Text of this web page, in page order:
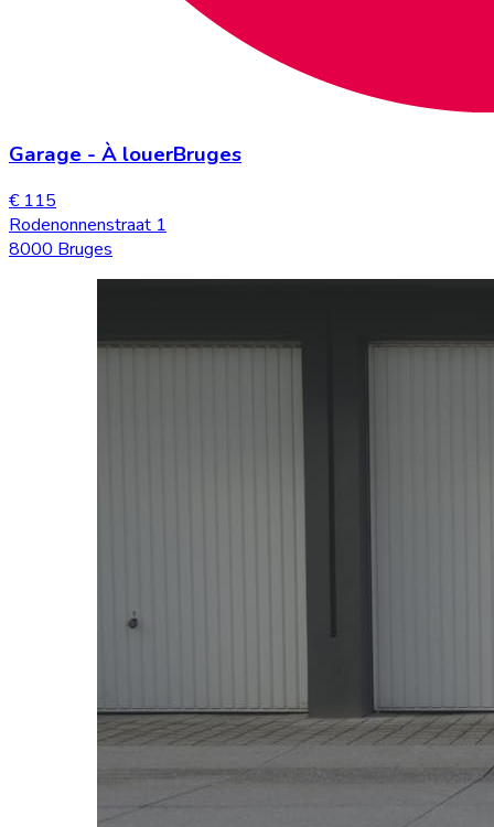
Garage - À louerBruges
€ 115
Rodenonnenstraat 1
8000 Bruges